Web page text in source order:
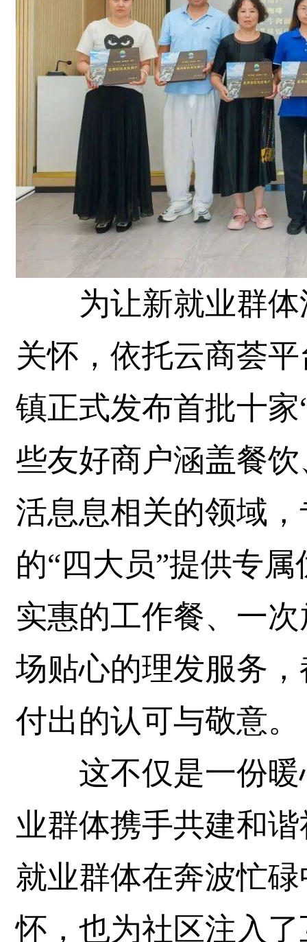
为让新就业群体
关怀，依托云商荟
镇正式发布首批十
些友好商户涵盖餐
活息息相关的领域
的“四大员”提供专
实惠的工作餐、一
场贴心的理发服务
付出的认可与敬意。
这不仅是一份暖
业群体携手共建和
就业群体在奔波忙
怀，也为社区注入